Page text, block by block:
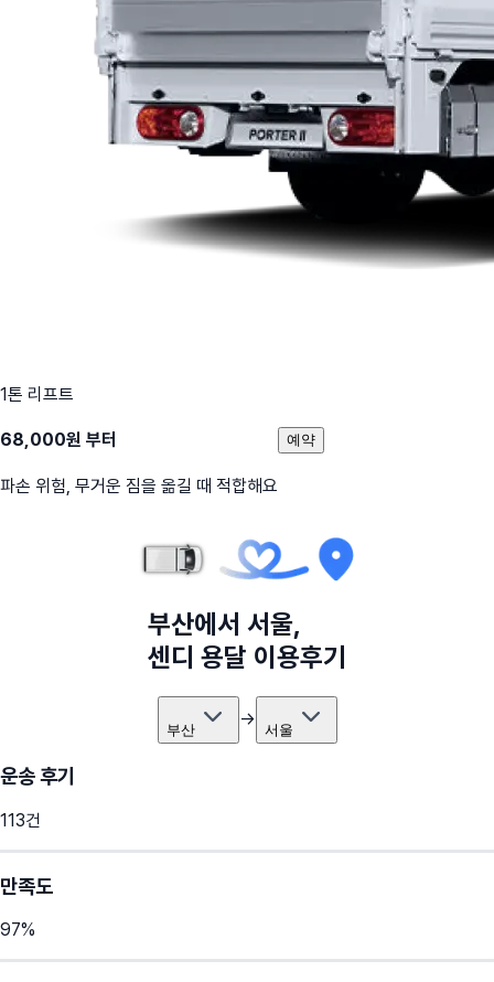
1톤 리프트
68,000원 부터
파손 위험, 무거운 짐을 옮길 때 적합해요
예약
부산에서 서울,
센디 용달 이용후기
부산 → 서울
운송 후기
113건
만족도
97%